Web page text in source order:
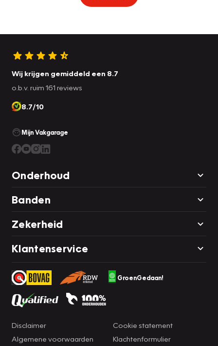
Wij krijgen gemiddeld een 8.7
o.b.v. ruim 161 reviews
8.7/10
Mijn Vakgarage
Onderhoud
Banden
Zekerheid
Klantenservice
GroenGedaan!
Disclaimer
Algemene voorwaarden
Cookie statement
Klachtenformulier